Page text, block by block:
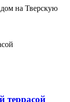
на Тверскую
террасой